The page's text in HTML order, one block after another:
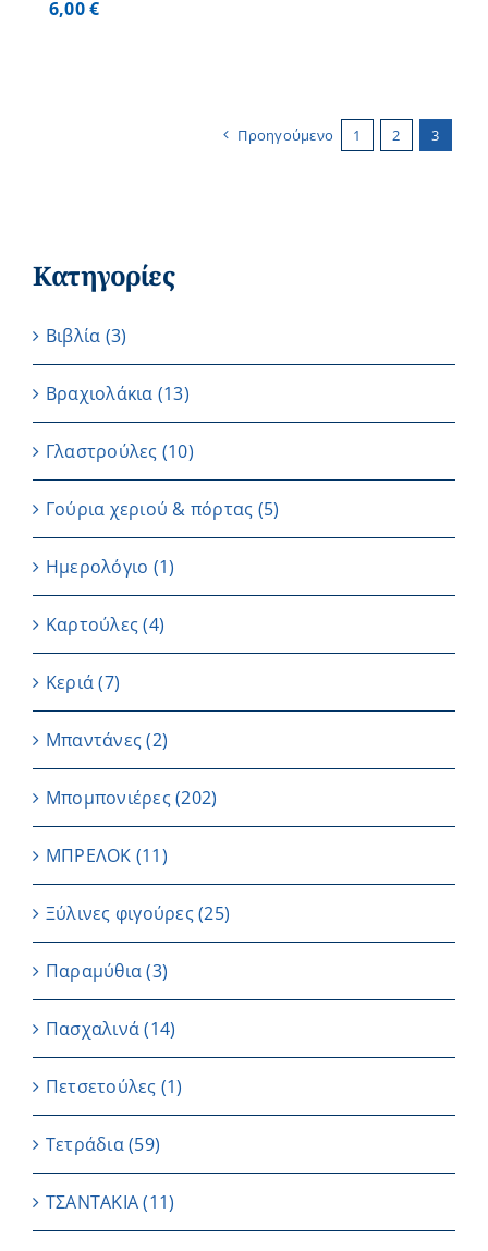
6,00€
Προηγούμενο 1 2 3
Κατηγορίες
Βιβλία (3)
Βραχιολάκια (13)
Γλαστρούλες (10)
Γούρια χεριού & πόρτας (5)
Ημερολόγιο (1)
Καρτούλες (4)
Κεριά (7)
Μπαντάνες (2)
Μπομπονιέρες(202)
ΜΠΡΕΛΟΚ (11)
Ξύλινες φιγούρες(25)
Παραμύθια (3)
Πασχαλινά (14)
Πετσετούλες (1)
Τετράδια(59)
ΤΣΑΝΤΑΚΙΑ (11)